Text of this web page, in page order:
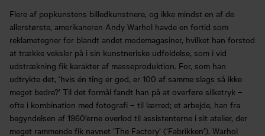
Flere af popkunstens billedkunstnere, og ikke mindst en af de
allerstørste, amerikaneren Andy Warhol havde en fortid som
reklametegner for blandt andet modemagasiner, hvilket han forstod
at trække veksler på i sin kunstneriske udfoldelse, som i vid
udstrækning fik karakter af masseproduktion. For, som han
udtrykte det, ‘hvis én ting er god, er 100 af samme slags så ikke
meget bedre?’ Til det formål fandt han på at overføre silketryk –
ofte i kombination med fotografi – til lærred; et arbejde, han fra
begyndelsen af 1960’erne overlod til assistenterne i sit atelier, der
meget rammende fik navnet ‘The Factory’ (‘Fabrikken’). Warhol